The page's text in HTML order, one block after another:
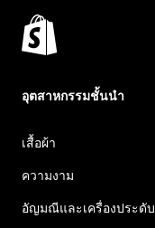
อุตสาหกรรมชั้นนำ
เสื้อผ้า
ความงาม
อัญมณีและเครื่องประดับ